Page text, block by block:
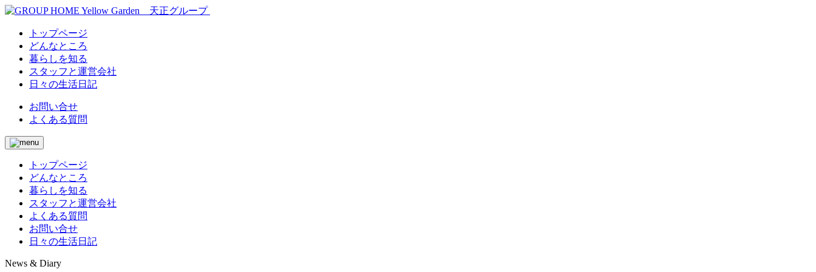
トップページ
どんなところ
暮らしを知る
スタッフと運営会社
日々の生活日記
お問い合せ
よくある質問
トップページ
どんなところ
暮らしを知る
スタッフと運営会社
よくある質問
お問い合せ
日々の生活日記
News & Diary